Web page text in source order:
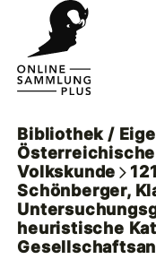
Bibliothek /
Volkskunde
Schönberger,
heuristische